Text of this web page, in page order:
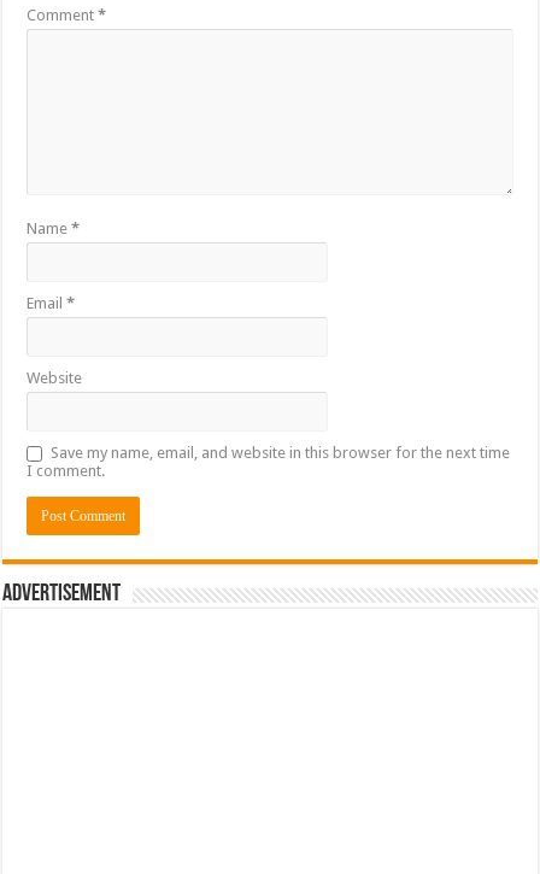
Comment*
Name*
Email*
Website
Save my name, email, and website in this browser for the next time
I comment.
Advertisement